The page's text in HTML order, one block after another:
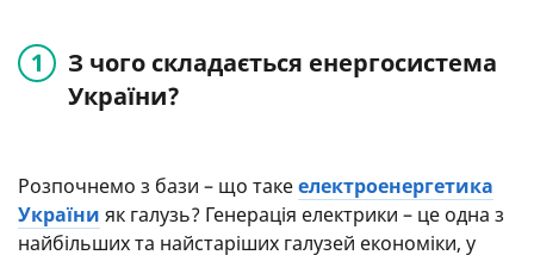
З чого складається енергосистема
України?
Розпочнемо з бази – що такеелектроенергетика
України як галузь? Генерація електрики – це одна з
найбільших та найстаріших галузей економіки, у